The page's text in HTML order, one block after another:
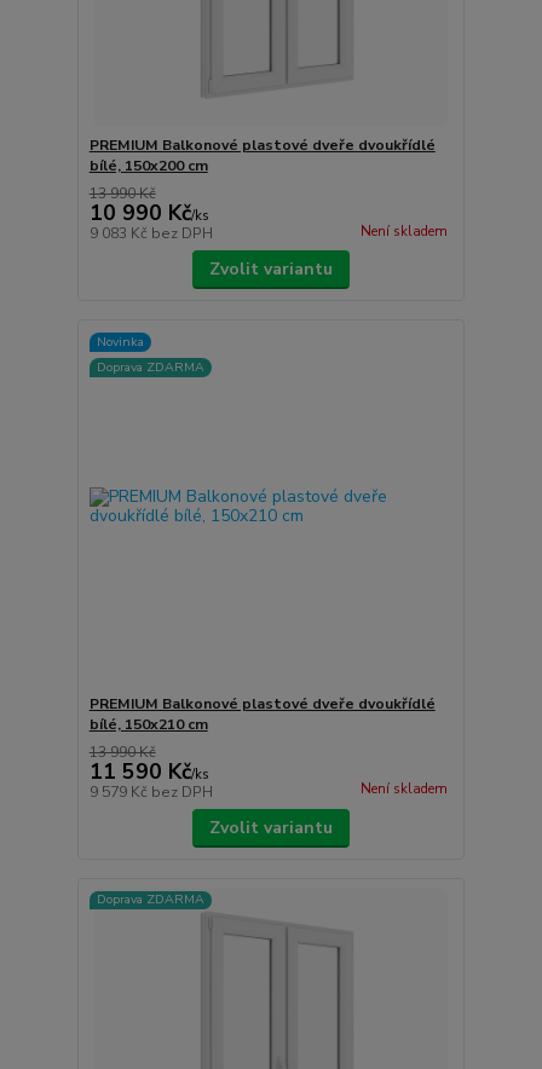
PREMIUM Balkonové plastové dveře dvoukřídlé
bílé, 150x200 cm
13 990 Kč
10 990 Kč/ks
9 083 Kč bez DPH Není skladem
Zvolit variantu
Novinka
Doprava ZDARMA
PREMIUM Balkonové plastové dveře dvoukřídlé
bílé, 150x210 cm
13 990 Kč
11 590 Kč/ks
9 579 Kč bez DPH Není skladem
Zvolit variantu
Doprava ZDARMA